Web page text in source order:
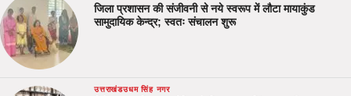
जिला प्रशासन की संजीवनी से नये स्वरूप में लौटा मायाकुंड
सामुदायिक केन्द्र; स्वतः संचालन शुरू
उत्तराखंडउधम सिंह नगर